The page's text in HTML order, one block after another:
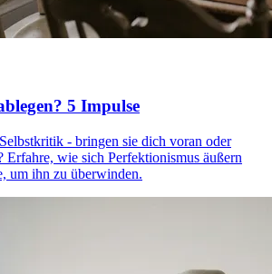
5 Impulse
- bringen sie dich voran oder
Erfahre, wie sich Perfektionismus äußern
um ihn zu überwinden.